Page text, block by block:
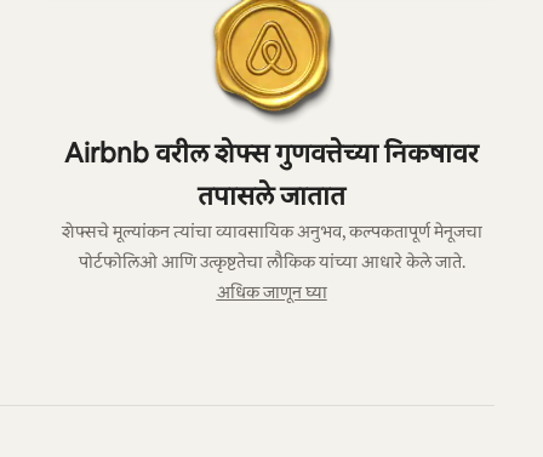
Airbnb वरील शेफ्स गुणवत्तेच्या निकषावर
तपासले जातात
शेफ्सचे मूल्यांकन त्यांचा व्यावसायिक अनुभव, कल्पकतापूर्ण मेनूजचा
पोर्टफोलिओ आणि उत्कृष्टतेचा लौकिक यांच्या आधारे केले जाते.
अधिक जाणून घ्या